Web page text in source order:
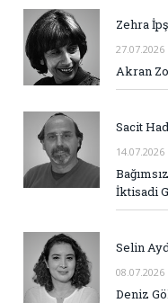
Zehra
27.07.2026
Akran
Sacit
14.07.2026
İktisadi
Selin
08.07.2026
Deniz